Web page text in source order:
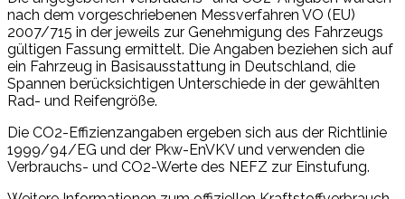
nach dem vorgeschriebenen Messverfahren VO (EU)
2007/715 in der jeweils zur Genehmigung des Fahrzeugs
gültigen Fassung ermittelt. Die Angaben beziehen sich auf
ein Fahrzeug in Basisausstattung in Deutschland, die
Spannen berücksichtigen Unterschiede in der gewählten
Rad- und Reifengröße.
Die CO2-Effizienzangaben ergeben sich aus der Richtlinie
1999/94/EG und der Pkw-EnVKV und verwenden die
Verbrauchs- und CO2-Werte des NEFZ zur Einstufung.